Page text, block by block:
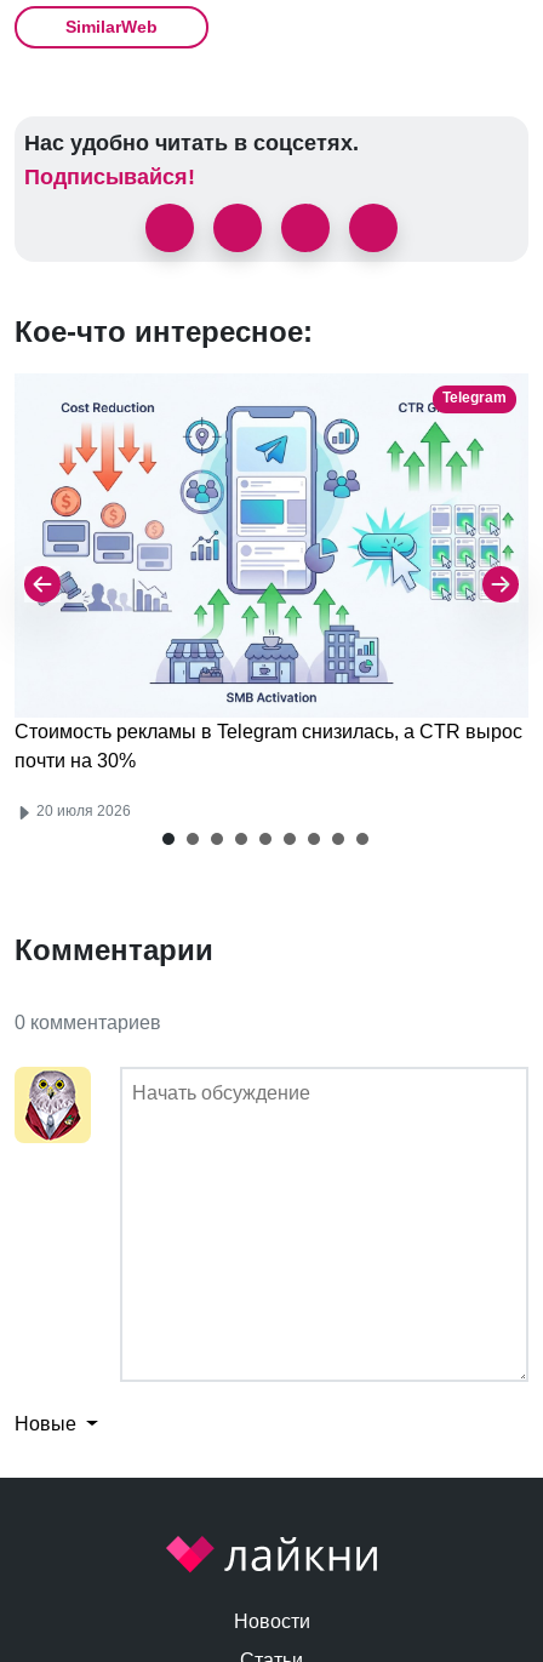
SimilarWeb
Нас удобно читать в соцсетях.
Подписывайся!
Кое-что интересное:
Telegram
Стоимость рекламы в Telegram снизилась, а CTR вырос
почти на 30%
20 июля 2026
Комментарии
0 комментариев
Новые
Новости